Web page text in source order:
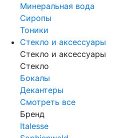
Минеральная вода
Сиропы
Тоники
Стекло и аксессуары
Стекло и аксессуары
Стекло
Бокалы
Декантеры
Смотреть все
Бренд
Italesse